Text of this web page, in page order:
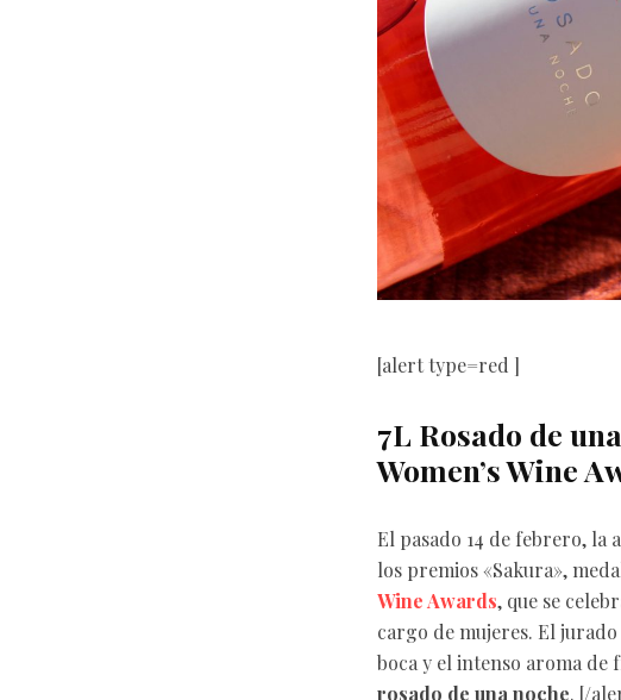
[alert type=red ]
7L Rosado de
Women’s Wine
El pasado 14 de febrero, la
los premios «Sakura»,
Wine Awards, que se
cargo de mujeres. El
boca y el intenso aroma de
rosado de una noche. [/